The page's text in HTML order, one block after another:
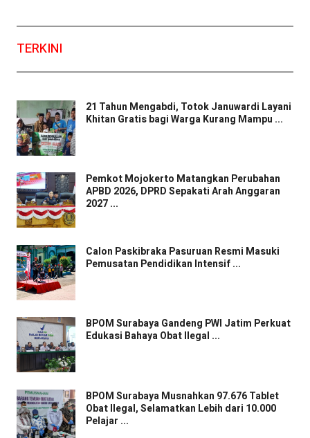
TERKINI
21 Tahun Mengabdi, Totok Januwardi Layani
Khitan Gratis bagi Warga Kurang Mampu ...
Pemkot Mojokerto Matangkan Perubahan
APBD 2026, DPRD Sepakati Arah Anggaran
2027 ...
Calon Paskibraka Pasuruan Resmi Masuki
Pemusatan Pendidikan Intensif ...
BPOM Surabaya Gandeng PWI Jatim Perkuat
Edukasi Bahaya Obat Ilegal ...
BPOM Surabaya Musnahkan 97.676 Tablet
Obat Ilegal, Selamatkan Lebih dari 10.000
Pelajar ...